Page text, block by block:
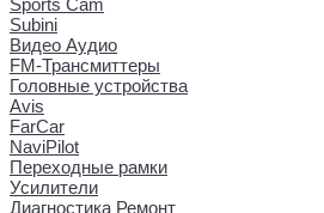
Subini
Видео Аудио
FM-Трансмиттеры
Головные устройства
Avis
FarCar
NaviPilot
Переходные рамки
Усилители
Диагностика Ремонт